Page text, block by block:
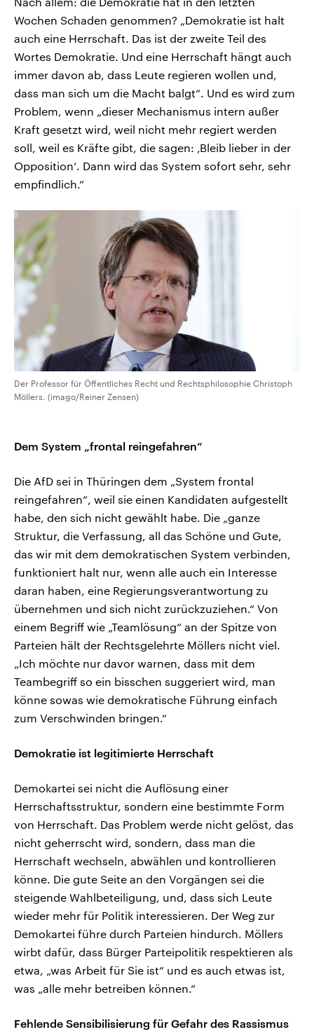
Wochen Schaden genommen? „Demokratie ist halt
auch eine Herrschaft. Das ist der zweite Teil des
Wortes Demokratie. Und eine Herrschaft hängt auch
immer davon ab, dass Leute regieren wollen und,
dass man sich um die Macht balgt“. Und es wird zum
Problem, wenn „dieser Mechanismus intern außer
Kraft gesetzt wird, weil nicht mehr regiert werden
soll, weil es Kräfte gibt, die sagen: ‚Bleib lieber in der
Opposition‘. Dann wird das System sofort sehr, sehr
empfindlich.“
Der Professor für Öffentliches Recht und Rechtsphilosophie Christoph
Möllers. (imago/Reiner Zensen)
Dem System „frontal reingefahren“
Die AfD sei in Thüringen dem „System frontal
reingefahren“, weil sie einen Kandidaten aufgestellt
habe, den sich nicht gewählt habe. Die „ganze
Struktur, die Verfassung, all das Schöne und Gute,
das wir mit dem demokratischen System verbinden,
funktioniert halt nur, wenn alle auch ein Interesse
daran haben, eine Regierungsverantwortung zu
übernehmen und sich nicht zurückzuziehen.“ Von
einem Begriff wie „Teamlösung“ an der Spitze von
Parteien hält der Rechtsgelehrte Möllers nicht viel.
„Ich möchte nur davor warnen, dass mit dem
Teambegriff so ein bisschen suggeriert wird, man
könne sowas wie demokratische Führung einfach
zum Verschwinden bringen.“
Demokratie ist legitimierte Herrschaft
Demokartei sei nicht die Auflösung einer
Herrschaftsstruktur, sondern eine bestimmte Form
von Herrschaft. Das Problem werde nicht gelöst, das
nicht geherrscht wird, sondern, dass man die
Herrschaft wechseln, abwählen und kontrollieren
könne. Die gute Seite an den Vorgängen sei die
steigende Wahlbeteiligung, und, dass sich Leute
wieder mehr für Politik interessieren. Der Weg zur
Demokartei führe durch Parteien hindurch. Möllers
wirbt dafür, dass Bürger Parteipolitik respektieren als
etwa, „was Arbeit für Sie ist“ und es auch etwas ist,
was „alle mehr betreiben können.“
Fehlende Sensibilisierung für Gefahr des Rassismus